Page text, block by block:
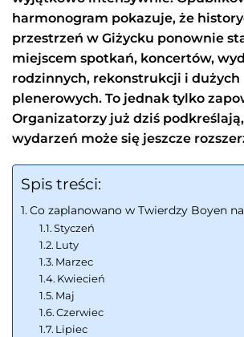
harmonogram pokazuje, że
przestrzeń w Giżycku ponownie
miejscem spotkań, koncertów,
rodzinnych, rekonstrukcji i dużych
plenerowych. To jednak tylko
Organizatorzy już dziś
wydarzeń może się jeszcze
Spis treści:
Co zaplanowano w Twierdzy Boyen
Styczeń
Luty
Marzec
Kwiecień
Maj
Czerwiec
Lipiec